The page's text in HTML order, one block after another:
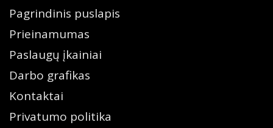
Pagrindinis puslapis
Prieinamumas
Paslaugų įkainiai
Darbo grafikas
Kontaktai
Privatumo politika